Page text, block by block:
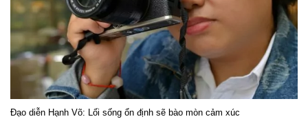
Đạo diễn Hạnh Võ: Lối sống ổn định sẽ bào mòn cảm xúc